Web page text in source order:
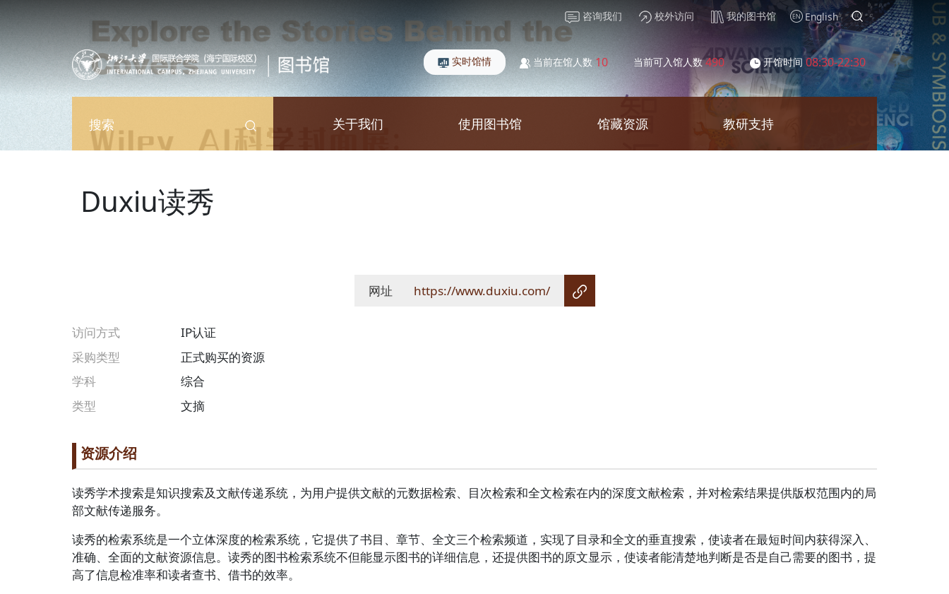
咨询我们 校外访问 我的图书馆 English
实时馆情 当前在馆人数 10 当前可入馆人数 490 开馆时间 08:30-22:30
搜索 关于我们 使用图书馆 馆藏资源 教研支持
Duxiu读秀
网址 https://www.duxiu.com/
访问方式
IP认证
采购类型
正式购买的资源
学科
综合
类型
文摘
Paragraph title
资源介绍
Paragraph Body
读秀学术搜索是知识搜索及文献传递系统，为用户提供文献的元数据检索、目次检索和全文检索在内的深度文献检索，并对检索结果提供版权范围内的局
部文献传递服务。
读秀的检索系统是一个立体深度的检索系统，它提供了书目、章节、全文三个检索频道，实现了目录和全文的垂直搜索，使读者在最短时间内获得深入、
准确、全面的文献资源信息。读秀的图书检索系统不但能显示图书的详细信息，还提供图书的原文显示，使读者能清楚地判断是否是自己需要的图书，提
高了信息检准率和读者查书、借书的效率。